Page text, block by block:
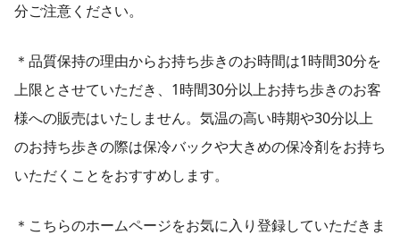
分ご注意ください。
＊品質保持の理由からお持ち歩きのお時間は1時間30分を
上限とさせていただき、1時間30分以上お持ち歩きのお客
様への販売はいたしません。気温の高い時期や30分以上
のお持ち歩きの際は保冷バックや大きめの保冷剤をお持ち
いただくことをおすすめします。
＊こちらのホームページをお気に入り登録していただきま